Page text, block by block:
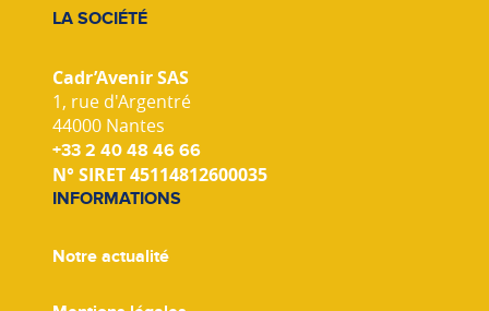
LA SOCIÉTÉ
Cadr’Avenir SAS
1, rue d'Argentré
44000 Nantes
+33 2 40 48 46 66
N° SIRET 45114812600035
INFORMATIONS
Notre actualité